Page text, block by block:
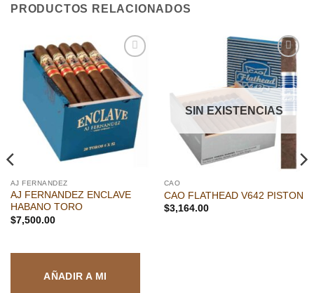
PRODUCTOS RELACIONADOS
a la
lista de
deseos
AJ FERNANDEZ
AJ FERNANDEZ ENCLAVE
HABANO TORO
$7,500.00
AÑADIR A MI
Añadir
a la
lista de
deseos
SIN EXISTENCIAS
CAO
CAO FLATHEAD V642 PISTON
$3,164.00